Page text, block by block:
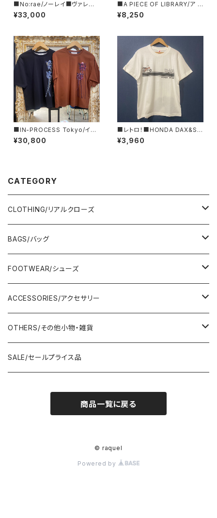
■No:rae/ノーレイ■ヴァレグ
ロ■バゲット型レザーハンドバッ
グ■N61-DS-29-DOL
¥33,000
■A PIECE OF LIBRARY/ア ピ
ース オブ ライブラリー■エブリ
ーコットン・ガーデンT■MADE
¥8,250
■IN-PROCESS Tokyo/イン
プロセストキョー■チューリッ
プ・エンブロイダリー・オーバー
¥30,800
■レトロ！■HONDA DAX&ST
50ロゴTシャツ/RED■GIFTに
もオススメ
¥3,960
CATEGORY
CLOTHING/リアルクローズ
TOPS/トップス
Adonisis/アドニシス
AMERICANA/アメリカーナ
IN-PROCESS Tokyo/インプロセストーキョー
BOTOMS/ボトム
Adonisis/アドニシス
amherst/アムハースト
FANTASTICDAYS/ファンタステックデイズ
Le Melange/ル・メランジュ
ONE-PIECE/ワンピース
anana/アナナ
J.Sloane/ジェイスロアン
OUTER/アウター
anana/アナナ
BAGS/バッグ
HAND BAG/ハンドバッグ
mononogu/もののぐ
IMPORT/インポート
SHOULDER BAG/ショルダーバッグ
mononogu/もののぐ
IMPORT/インポート
TOTE BAG/トートバッグ
mononogu/もののぐ
OTHERS/その他
IMPORT/インポート
FOOTWEAR/シューズ
PUMPS/パンプス
コツコツ
IMPORT/インポート
SANDAL/サンダル
コツコツ
BOOTS/ブーツ
IMPORT/インポート
2STAR/ツースター
OTHERS/その他
ACCESSORIES/アクセサリー
EARRINGS/イヤリング
RING/指輪
NECKLACE/ネックレス
OTHERS/その他小物・雑貨
BELT/ベルト
WALLET/財布
SALE/セールプライス品
商品一覧に戻る
© raquel
Powered by